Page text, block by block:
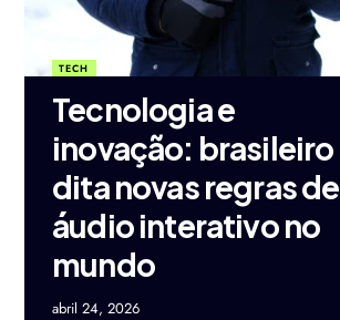
TECH
Tecnologia e
inovação: brasileiro
dita novas regras de
áudio interativo no
mundo
abril 24, 2026